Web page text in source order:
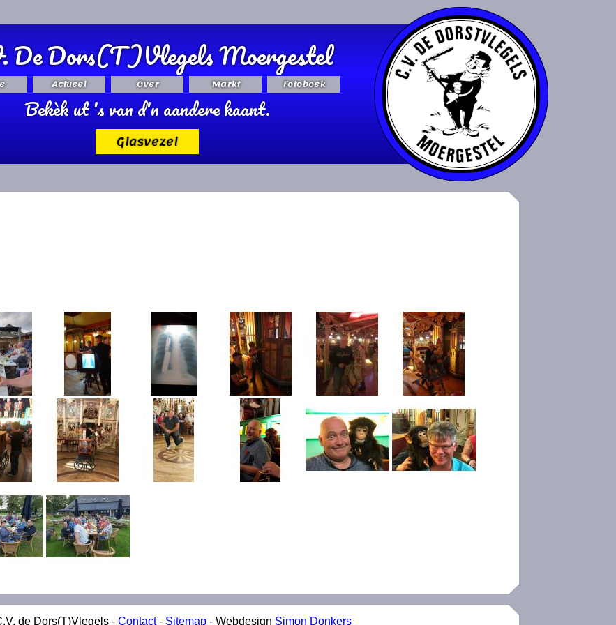
De Dors(T)Vlegels Moergestel
Actueel Over Markt Fotoboek
Bekèk ut 's van d'n aandere kaant.
Glasvezel
de Dors(T)Vlegels - Contact- Sitemap- Webdesign Simon Donkers